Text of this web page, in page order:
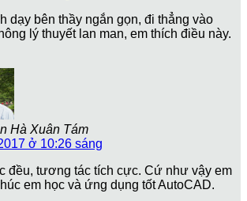
dạy bên thầy ngắn gọn, đi thẳng vào
lý thuyết lan man, em thích điều này.
Hà Xuân Tám
ở 10:26 sáng
đều, tương tác tích cực. Cứ như vậy em
em học và ứng dụng tốt AutoCAD.